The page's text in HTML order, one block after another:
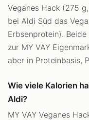
Veganes Hack (275
bei Aldi Süd das
Erbsenprotein).
zur MY VAY
aber in Proteinbasis,
Wie viele Kalorien
Aldi?
MY VAY Veganes